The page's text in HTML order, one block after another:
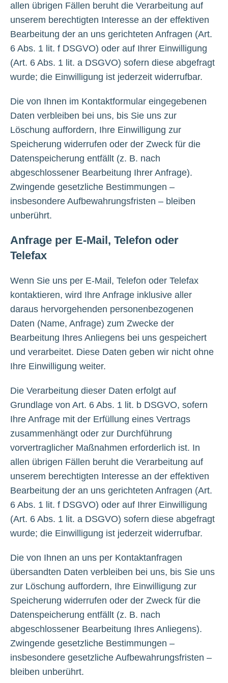
allen übrigen Fällen beruht die Verarbeitung auf
unserem berechtigten Interesse an der effektiven
Bearbeitung der an uns gerichteten Anfragen (Art.
6 Abs. 1 lit. f DSGVO) oder auf Ihrer Einwilligung
(Art. 6 Abs. 1 lit. a DSGVO) sofern diese abgefragt
wurde; die Einwilligung ist jederzeit widerrufbar.
Die von Ihnen im Kontaktformular eingegebenen
Daten verbleiben bei uns, bis Sie uns zur
Löschung auffordern, Ihre Einwilligung zur
Speicherung widerrufen oder der Zweck für die
Datenspeicherung entfällt (z. B. nach
abgeschlossener Bearbeitung Ihrer Anfrage).
Zwingende gesetzliche Bestimmungen –
insbesondere Aufbewahrungsfristen – bleiben
unberührt.
Anfrage per E-Mail, Telefon oder
Telefax
Wenn Sie uns per E-Mail, Telefon oder Telefax
kontaktieren, wird Ihre Anfrage inklusive aller
daraus hervorgehenden personenbezogenen
Daten (Name, Anfrage) zum Zwecke der
Bearbeitung Ihres Anliegens bei uns gespeichert
und verarbeitet. Diese Daten geben wir nicht ohne
Ihre Einwilligung weiter.
Die Verarbeitung dieser Daten erfolgt auf
Grundlage von Art. 6 Abs. 1 lit. b DSGVO, sofern
Ihre Anfrage mit der Erfüllung eines Vertrags
zusammenhängt oder zur Durchführung
vorvertraglicher Maßnahmen erforderlich ist. In
allen übrigen Fällen beruht die Verarbeitung auf
unserem berechtigten Interesse an der effektiven
Bearbeitung der an uns gerichteten Anfragen (Art.
6 Abs. 1 lit. f DSGVO) oder auf Ihrer Einwilligung
(Art. 6 Abs. 1 lit. a DSGVO) sofern diese abgefragt
wurde; die Einwilligung ist jederzeit widerrufbar.
Die von Ihnen an uns per Kontaktanfragen
übersandten Daten verbleiben bei uns, bis Sie uns
zur Löschung auffordern, Ihre Einwilligung zur
Speicherung widerrufen oder der Zweck für die
Datenspeicherung entfällt (z. B. nach
abgeschlossener Bearbeitung Ihres Anliegens).
Zwingende gesetzliche Bestimmungen –
insbesondere gesetzliche Aufbewahrungsfristen –
bleiben unberührt.